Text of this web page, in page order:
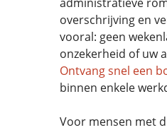
overschrijving en
vooral: geen
onzekerheid of uw
Ontvang snel een
binnen enkele
Voor mensen met